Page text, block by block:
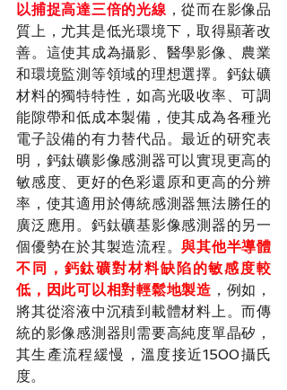
以捕捉高達三倍的光線 ，從而在影像品
質上，尤其是低光環境下，取得顯著改
善。這使其成為攝影、醫學影像、農業
和環境監測等領域的理想選擇。鈣鈦礦
材料的獨特特性，如高光吸收率、可調
能隙帶和低成本製備，使其成為各種光
電子設備的有力替代品。最近的研究表
明，鈣鈦礦影像感測器可以實現更高的
敏感度、更好的色彩還原和更高的分辨
率，使其適用於傳統感測器無法勝任的
廣泛應用。鈣鈦礦基影像感測器的另一
個優勢在於其製造流程。與其他半導體
不同，鈣鈦礦對材料缺陷的敏感度較
低，因此可以相對輕鬆地製造 ，例如，
將其從溶液中沉積到載體材料上。而傳
統的影像感測器則需要高純度單晶矽，
其生產流程緩慢，溫度接近1500攝氏
度。